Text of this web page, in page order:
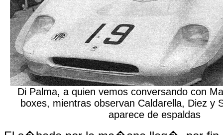
Di Palma, a quien vemos conversando con
boxes, mientras observan Caldarella, Diez y
aparece de espaldas